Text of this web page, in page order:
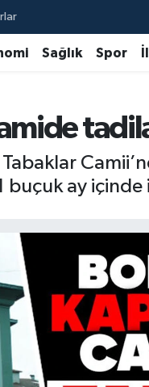
Sağlık Spor
ay içinde